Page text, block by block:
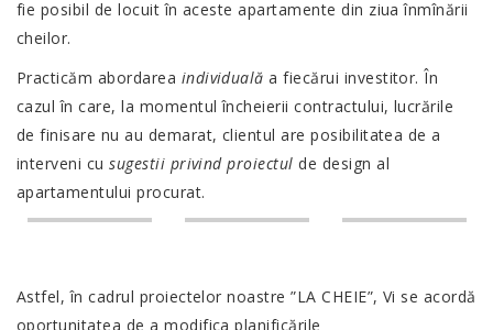
fie posibil de locuit în aceste apartamente din ziua înmînării
cheilor.
Practicăm abordarea individuală a fiecărui investitor. În
cazul în care, la momentul încheierii contractului, lucrările
de finisare nu au demarat, clientul are posibilitatea de a
interveni cusugestii privind proiectul de design al
apartamentului procurat.
Astfel, în cadrul proiectelor noastre ”LA CHEIE”, Vi se acordă
oportunitatea de a modifica planificările